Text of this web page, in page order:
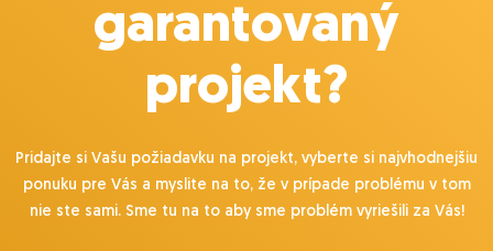
garantovaný
projekt?
Pridajte si Vašu požiadavku na projekt, vyberte si najvhodnejšiu
ponuku pre Vás a myslite na to, že v prípade problému v tom
nie ste sami. Sme tu na to aby sme problém vyriešili za Vás!